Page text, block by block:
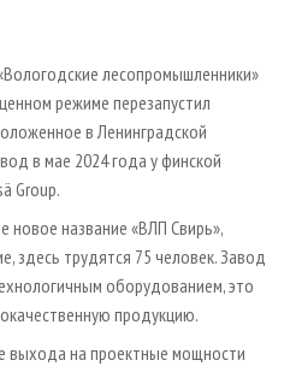
ПЛИТ
лесопромышленники»
режиме перезапустил
в Ленинградской
в мае 2024 года у финской
Group.
новое название «ВЛП Свирь»,
здесь трудятся 75 человек. Завод
оборудованием, это
продукцию.
выхода на проектные мощности